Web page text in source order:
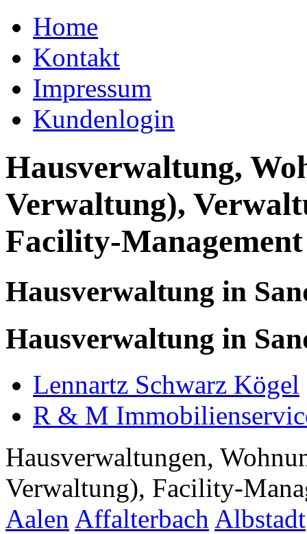
Home
Kontakt
Impressum
Kundenlogin
Hausverwaltung,
Verwaltung),
Facility-Management
Hausverwaltung in
Hausverwaltung in
Lennartz Schwarz Kögel
R & M
Hausverwaltungen,
Verwaltung), Facility-
Aalen Affalterbach Albstadt